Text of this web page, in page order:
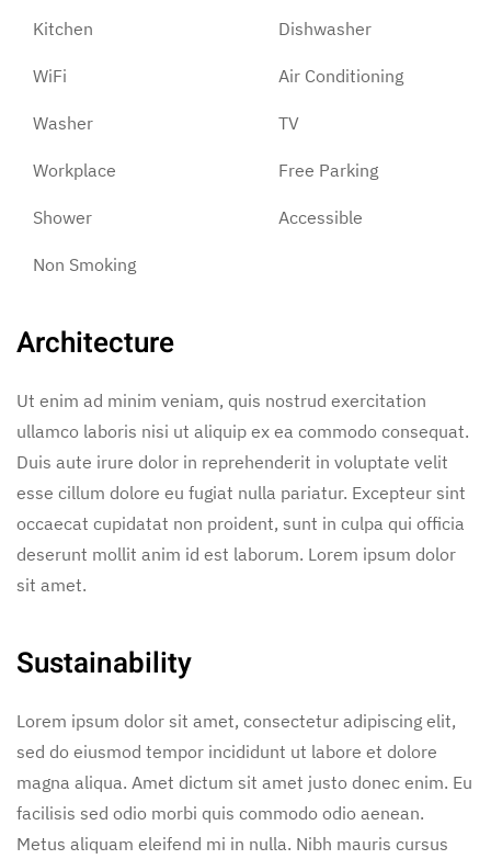
Kitchen Dishwasher
WiFi Air Conditioning
Washer TV
Workplace Free Parking
Shower Accessible
Non Smoking
Architecture
Ut enim ad minim veniam, quis nostrud exercitation
ullamco laboris nisi ut aliquip ex ea commodo consequat.
Duis aute irure dolor in reprehenderit in voluptate velit
esse cillum dolore eu fugiat nulla pariatur. Excepteur sint
occaecat cupidatat non proident, sunt in culpa qui officia
deserunt mollit anim id est laborum. Lorem ipsum dolor
sit amet.
Sustainability
Lorem ipsum dolor sit amet, consectetur adipiscing elit,
sed do eiusmod tempor incididunt ut labore et dolore
magna aliqua. Amet dictum sit amet justo donec enim. Eu
facilisis sed odio morbi quis commodo odio aenean.
Metus aliquam eleifend mi in nulla. Nibh mauris cursus